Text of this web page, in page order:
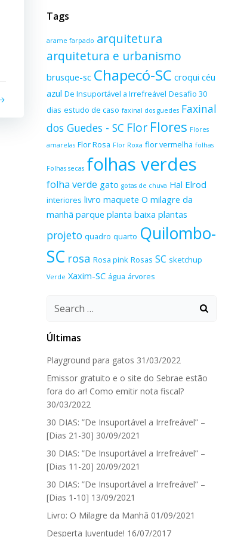
Tags
arame farpado arquitetura
arquitetura e urbanismo
brusque-sc Chapecó-SC croqui céu
azul De Insuportável a Irrefreável Desafio 30
dias estudo de caso faxinal dos guedes Faxinal
dos Guedes - SC Flor Flores Flores
amarelas Flor Rosa Flor Roxa flor vermelha folhas
Folhas secas folhas verdes
folha verde gato gotas de chuva Hal Elrod
interiores livro maquete O milagre da
manhã parque planta baixa plantas
projeto quadro quarto Quilombo-
SC rosa Rosa pink Rosas SC sketchup
Verde Xaxim-SC água árvores
Search
Últimas
Playground para gatos 31/03/2022
Emissor gratuito e o site do Sebrae estão
fora do ar! Como emitir nota fiscal?
30/03/2022
30 DIAS: ”De Insuportável a Irrefreável” –
[Dias 21-30] 30/09/2021
30 DIAS: ”De Insuportável a Irrefreável” –
[Dias 11-20] 20/09/2021
30 DIAS: ”De Insuportável a Irrefreável” –
[Dias 1-10] 13/09/2021
Livro: O Milagre da Manhã 01/09/2021
Desperta Juventude! 16/07/2017